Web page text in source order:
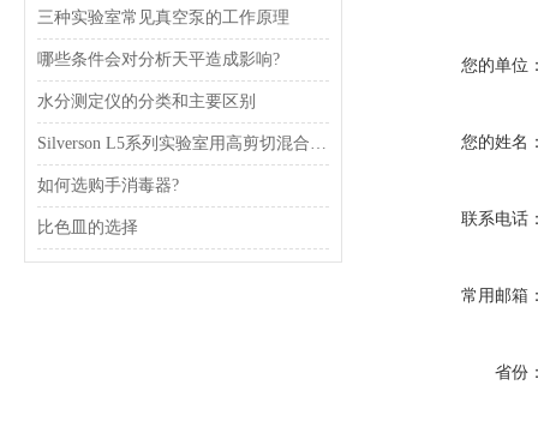
三种实验室常见真空泵的工作原理
哪些条件会对分析天平造成影响?
水分测定仪的分类和主要区别
Silverson L5系列实验室用高剪切混合乳化器
如何选购手消毒器?
比色皿的选择
您的单位
您的姓名
联系电话
常用邮箱
省份